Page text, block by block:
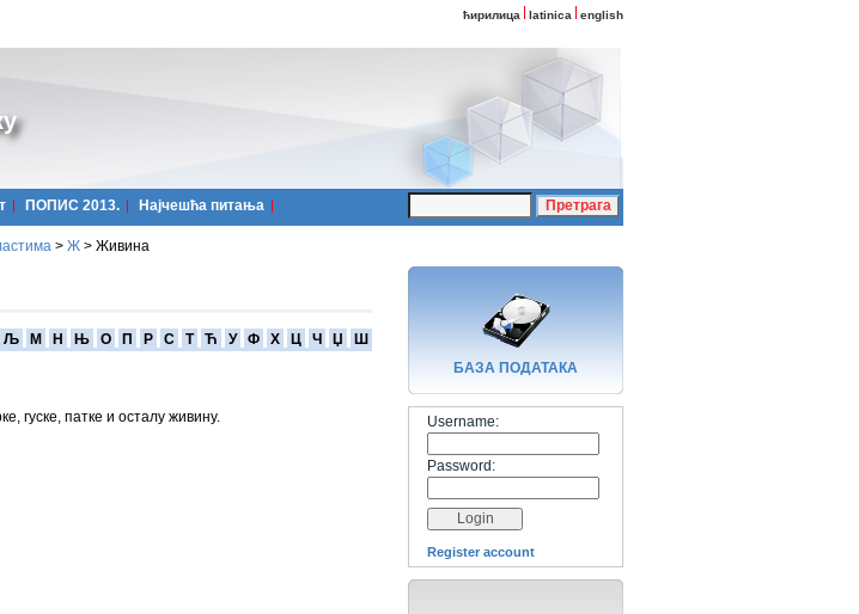
ћирилица latinica english
ПОПИС 2013. Најчешћa питања
> Ж > Живина
Љ М Н Њ О П Р С Т Ћ У Ф Х Ц Ч Џ Ш
гуске, патке и осталу живину.
БАЗA ПОДАТАКА
Username:
Password:
Register account